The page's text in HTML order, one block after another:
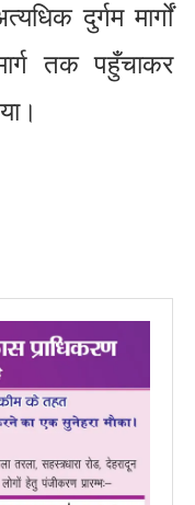
दुर्गम मार्गों
तक पहुँचाकर